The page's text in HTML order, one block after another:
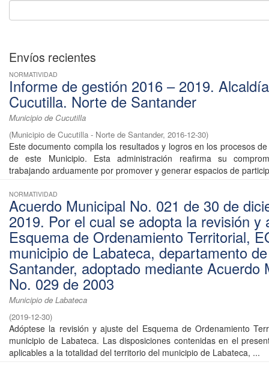
Envíos recientes
NORMATIVIDAD
Informe de gestión 2016 – 2019.
Cucutilla. Norte de Santander
Municipio de Cucutilla
(Municipio de Cucutilla - Norte de Santander, 2016-12-30)
Este documento compila los resultados y logros en los procesos
de este Municipio. Esta administración reafirma su
trabajando arduamente por promover y generar espacios de
NORMATIVIDAD
Acuerdo Municipal No. 021 de 30 de
2019. Por el cual se adopta la revisión y
Esquema de Ordenamiento Territorial,
municipio de Labateca, departamento
Santander, adoptado mediante Acuerdo
No. 029 de 2003
Municipio de Labateca
(2019-12-30)
Adóptese la revisión y ajuste del Esquema de Ordenamiento
municipio de Labateca. Las disposiciones contenidas en el
aplicables a la totalidad del territorio del municipio de Labateca, ...